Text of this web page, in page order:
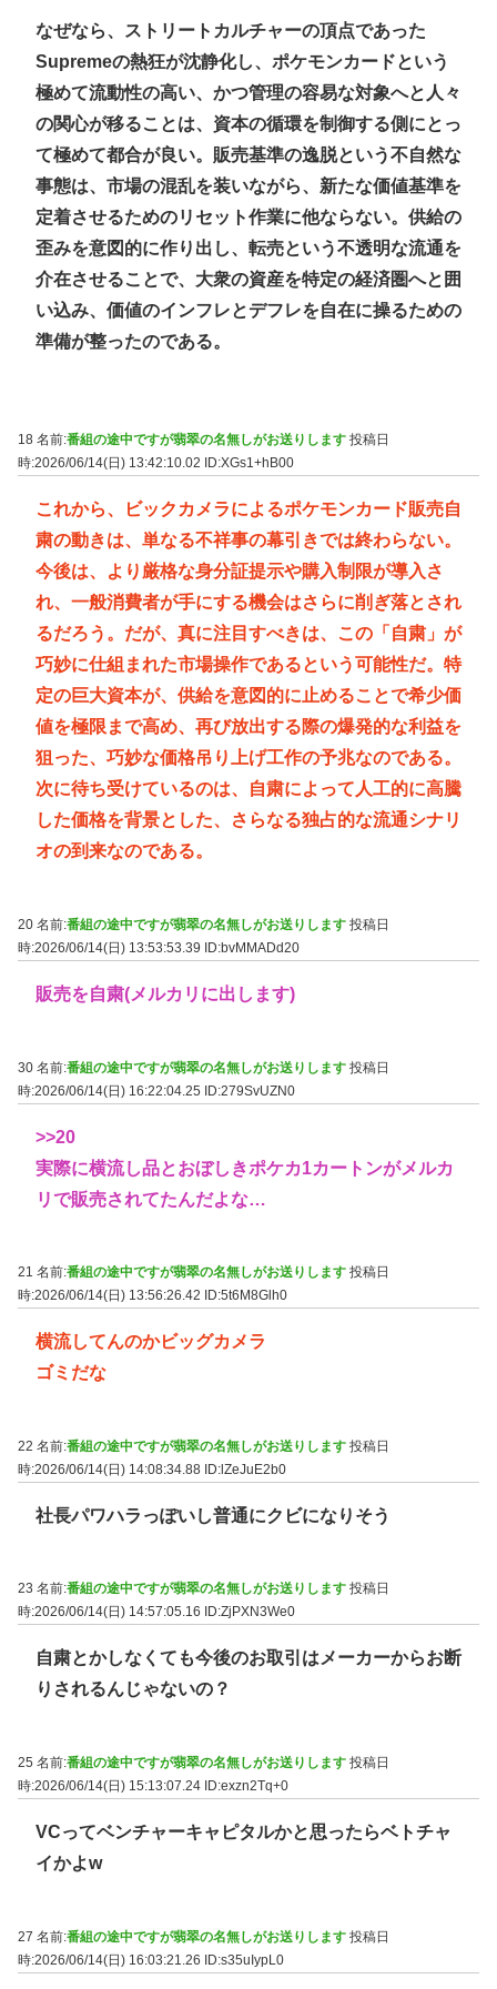
なぜなら、ストリートカルチャーの頂点であった
Supremeの熱狂が沈静化し、ポケモンカードという
極めて流動性の高い、かつ管理の容易な対象へと人々
の関心が移ることは、資本の循環を制御する側にとっ
て極めて都合が良い。販売基準の逸脱という不自然な
事態は、市場の混乱を装いながら、新たな価値基準を
定着させるためのリセット作業に他ならない。供給の
歪みを意図的に作り出し、転売という不透明な流通を
介在させることで、大衆の資産を特定の経済圏へと囲
い込み、価値のインフレとデフレを自在に操るための
準備が整ったのである。
18 名前:番組の途中ですが翡翠の名無しがお送りします 投稿日
時:2026/06/14(日) 13:42:10.02
ID:XGs1+hB00
これから、ビックカメラによるポケモンカード販売自
粛の動きは、単なる不祥事の幕引きでは終わらない。
今後は、より厳格な身分証提示や購入制限が導入さ
れ、一般消費者が手にする機会はさらに削ぎ落とされ
るだろう。だが、真に注目すべきは、この「自粛」が
巧妙に仕組まれた市場操作であるという可能性だ。特
定の巨大資本が、供給を意図的に止めることで希少価
値を極限まで高め、再び放出する際の爆発的な利益を
狙った、巧妙な価格吊り上げ工作の予兆なのである。
次に待ち受けているのは、自粛によって人工的に高騰
した価格を背景とした、さらなる独占的な流通シナリ
オの到来なのである。
20 名前:番組の途中ですが翡翠の名無しがお送りします 投稿日
時:2026/06/14(日) 13:53:53.39
ID:bvMMADd20
販売を自粛(メルカリに出します)
30 名前:番組の途中ですが翡翠の名無しがお送りします 投稿日
時:2026/06/14(日) 16:22:04.25 ID:279SvUZN0
>>20
実際に横流し品とおぼしきポケカ1カートンがメルカ
リで販売されてたんだよな…
21 名前:番組の途中ですが翡翠の名無しがお送りします 投稿日
時:2026/06/14(日) 13:56:26.42
ID:5t6M8Glh0
横流してんのかビッグカメラ
ゴミだな
22 名前:番組の途中ですが翡翠の名無しがお送りします 投稿日
時:2026/06/14(日) 14:08:34.88 ID:lZeJuE2b0
社長パワハラっぽいし普通にクビになりそう
23 名前:番組の途中ですが翡翠の名無しがお送りします 投稿日
時:2026/06/14(日) 14:57:05.16
ID:ZjPXN3We0
自粛とかしなくても今後のお取引はメーカーからお断
りされるんじゃないの？
25 名前:番組の途中ですが翡翠の名無しがお送りします 投稿日
時:2026/06/14(日) 15:13:07.24 ID:exzn2Tq+0
VCってベンチャーキャピタルかと思ったらベトチャ
イかよw
27 名前:番組の途中ですが翡翠の名無しがお送りします 投稿日
時:2026/06/14(日) 16:03:21.26 ID:s35uIypL0